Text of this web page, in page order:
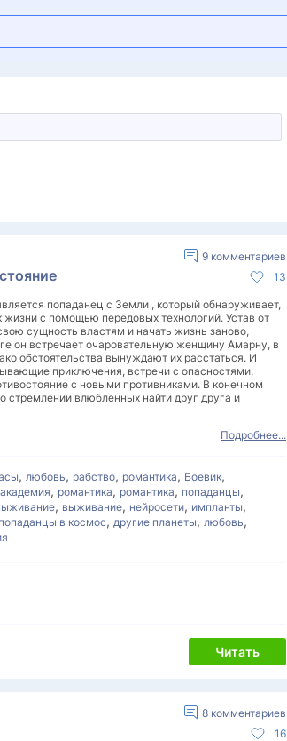
9 комментариев
13
попаданец с Земли , который обнаруживает,
жизни с помощью передовых технологий. Устав от
сущность властям и начать жизнь заново,
он встречает очаровательную женщину Амарну, в
обстоятельства вынуждают их расстаться. И
приключения, встречи с опасностями,
с новыми противниками. В конечном
стремлении влюбленных найти друг друга и
Подробнее...
, любовь, рабство, романтика, Боевик,
академия, романтика, романтика, попаданцы,
, выживание, нейросети, импланты,
попаданцы в космос, другие планеты, любовь,
Читать
8 комментариев
16